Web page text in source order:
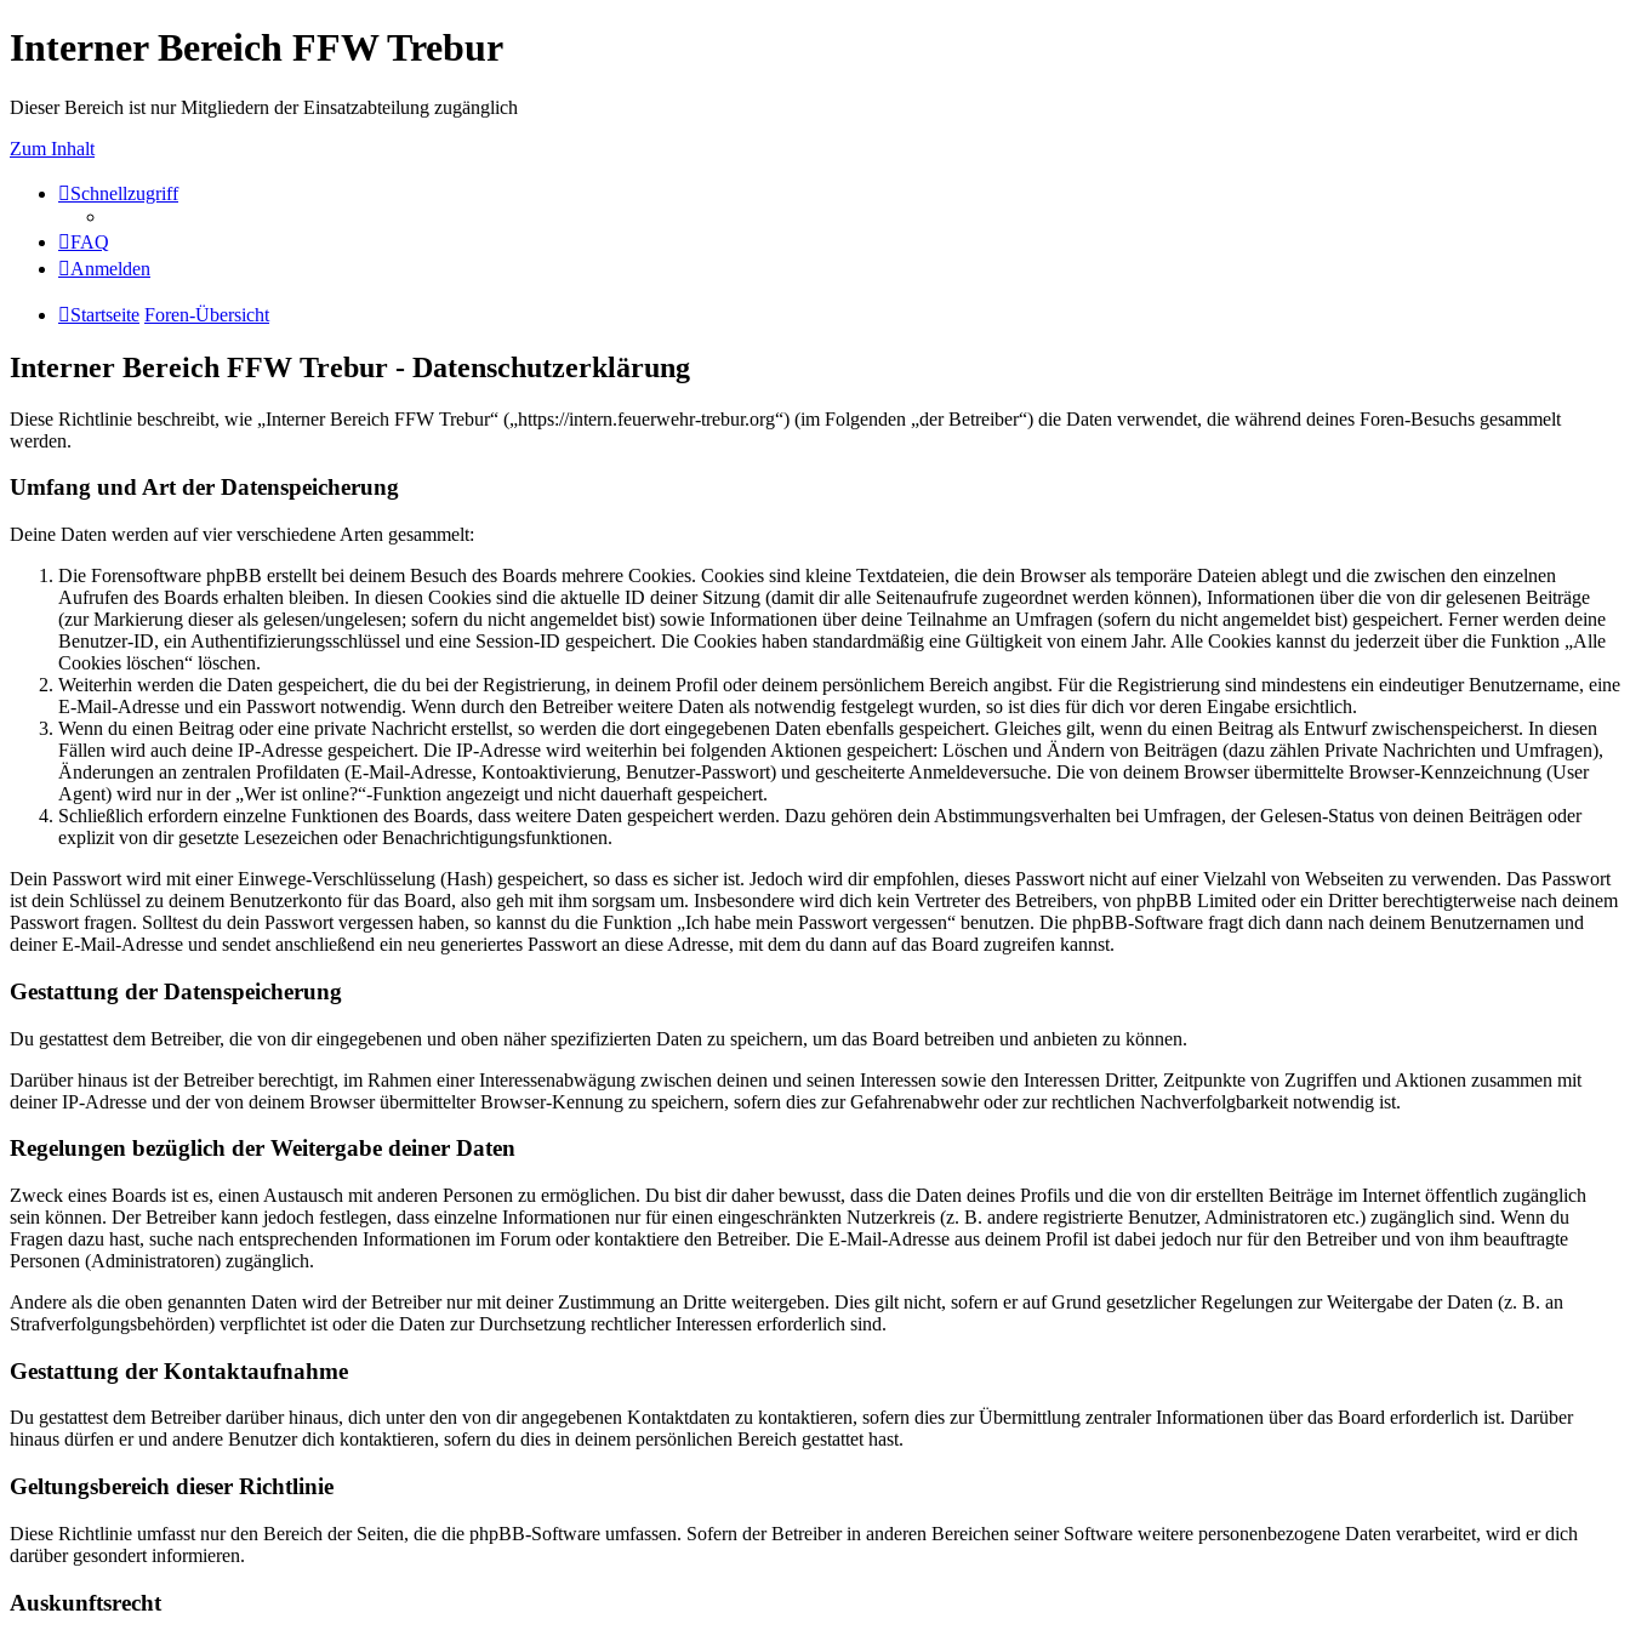
Interner Bereich FFW Trebur
Dieser Bereich ist nur Mitgliedern der Einsatzabteilung zugänglich
Zum Inhalt
Schnellzugriff
FAQ
Anmelden
Startseite Foren-Übersicht
Interner Bereich FFW Trebur - Datenschutzerklärung
Diese Richtlinie beschreibt, wie „Interner Bereich FFW Trebur“ („https://intern.feuerwehr-trebur.org“) (im Folgenden „der Betreiber“) die Daten verwendet, die während deines Foren-Besuchs gesammelt
werden.
Umfang und Art der Datenspeicherung
Deine Daten werden auf vier verschiedene Arten gesammelt:
Die Forensoftware phpBB erstellt bei deinem Besuch des Boards mehrere Cookies. Cookies sind kleine Textdateien, die dein Browser als temporäre Dateien ablegt und die zwischen den einzelnen
Aufrufen des Boards erhalten bleiben. In diesen Cookies sind die aktuelle ID deiner Sitzung (damit dir alle Seitenaufrufe zugeordnet werden können), Informationen über die von dir gelesenen Beiträge
(zur Markierung dieser als gelesen/ungelesen; sofern du nicht angemeldet bist) sowie Informationen über deine Teilnahme an Umfragen (sofern du nicht angemeldet bist) gespeichert. Ferner werden deine
Benutzer-ID, ein Authentifizierungsschlüssel und eine Session-ID gespeichert. Die Cookies haben standardmäßig eine Gültigkeit von einem Jahr. Alle Cookies kannst du jederzeit über die Funktion „Alle
Cookies löschen“ löschen.
Weiterhin werden die Daten gespeichert, die du bei der Registrierung, in deinem Profil oder deinem persönlichem Bereich angibst. Für die Registrierung sind mindestens ein eindeutiger Benutzername, eine
E-Mail-Adresse und ein Passwort notwendig. Wenn durch den Betreiber weitere Daten als notwendig festgelegt wurden, so ist dies für dich vor deren Eingabe ersichtlich.
Wenn du einen Beitrag oder eine private Nachricht erstellst, so werden die dort eingegebenen Daten ebenfalls gespeichert. Gleiches gilt, wenn du einen Beitrag als Entwurf zwischenspeicherst. In diesen
Fällen wird auch deine IP-Adresse gespeichert. Die IP-Adresse wird weiterhin bei folgenden Aktionen gespeichert: Löschen und Ändern von Beiträgen (dazu zählen Private Nachrichten und Umfragen),
Änderungen an zentralen Profildaten (E-Mail-Adresse, Kontoaktivierung, Benutzer-Passwort) und gescheiterte Anmeldeversuche. Die von deinem Browser übermittelte Browser-Kennzeichnung (User
Agent) wird nur in der „Wer ist online?“-Funktion angezeigt und nicht dauerhaft gespeichert.
Schließlich erfordern einzelne Funktionen des Boards, dass weitere Daten gespeichert werden. Dazu gehören dein Abstimmungsverhalten bei Umfragen, der Gelesen-Status von deinen Beiträgen oder
explizit von dir gesetzte Lesezeichen oder Benachrichtigungsfunktionen.
Dein Passwort wird mit einer Einwege-Verschlüsselung (Hash) gespeichert, so dass es sicher ist. Jedoch wird dir empfohlen, dieses Passwort nicht auf einer Vielzahl von Webseiten zu verwenden. Das Passwort
ist dein Schlüssel zu deinem Benutzerkonto für das Board, also geh mit ihm sorgsam um. Insbesondere wird dich kein Vertreter des Betreibers, von phpBB Limited oder ein Dritter berechtigterweise nach deinem
Passwort fragen. Solltest du dein Passwort vergessen haben, so kannst du die Funktion „Ich habe mein Passwort vergessen“ benutzen. Die phpBB-Software fragt dich dann nach deinem Benutzernamen und
deiner E-Mail-Adresse und sendet anschließend ein neu generiertes Passwort an diese Adresse, mit dem du dann auf das Board zugreifen kannst.
Gestattung der Datenspeicherung
Du gestattest dem Betreiber, die von dir eingegebenen und oben näher spezifizierten Daten zu speichern, um das Board betreiben und anbieten zu können.
Darüber hinaus ist der Betreiber berechtigt, im Rahmen einer Interessenabwägung zwischen deinen und seinen Interessen sowie den Interessen Dritter, Zeitpunkte von Zugriffen und Aktionen zusammen mit
deiner IP-Adresse und der von deinem Browser übermittelter Browser-Kennung zu speichern, sofern dies zur Gefahrenabwehr oder zur rechtlichen Nachverfolgbarkeit notwendig ist.
Regelungen bezüglich der Weitergabe deiner Daten
Zweck eines Boards ist es, einen Austausch mit anderen Personen zu ermöglichen. Du bist dir daher bewusst, dass die Daten deines Profils und die von dir erstellten Beiträge im Internet öffentlich zugänglich
sein können. Der Betreiber kann jedoch festlegen, dass einzelne Informationen nur für einen eingeschränkten Nutzerkreis (z. B. andere registrierte Benutzer, Administratoren etc.) zugänglich sind. Wenn du
Fragen dazu hast, suche nach entsprechenden Informationen im Forum oder kontaktiere den Betreiber. Die E-Mail-Adresse aus deinem Profil ist dabei jedoch nur für den Betreiber und von ihm beauftragte
Personen (Administratoren) zugänglich.
Andere als die oben genannten Daten wird der Betreiber nur mit deiner Zustimmung an Dritte weitergeben. Dies gilt nicht, sofern er auf Grund gesetzlicher Regelungen zur Weitergabe der Daten (z. B. an
Strafverfolgungsbehörden) verpflichtet ist oder die Daten zur Durchsetzung rechtlicher Interessen erforderlich sind.
Gestattung der Kontaktaufnahme
Du gestattest dem Betreiber darüber hinaus, dich unter den von dir angegebenen Kontaktdaten zu kontaktieren, sofern dies zur Übermittlung zentraler Informationen über das Board erforderlich ist. Darüber
hinaus dürfen er und andere Benutzer dich kontaktieren, sofern du dies in deinem persönlichen Bereich gestattet hast.
Geltungsbereich dieser Richtlinie
Diese Richtlinie umfasst nur den Bereich der Seiten, die die phpBB-Software umfassen. Sofern der Betreiber in anderen Bereichen seiner Software weitere personenbezogene Daten verarbeitet, wird er dich
darüber gesondert informieren.
Auskunftsrecht